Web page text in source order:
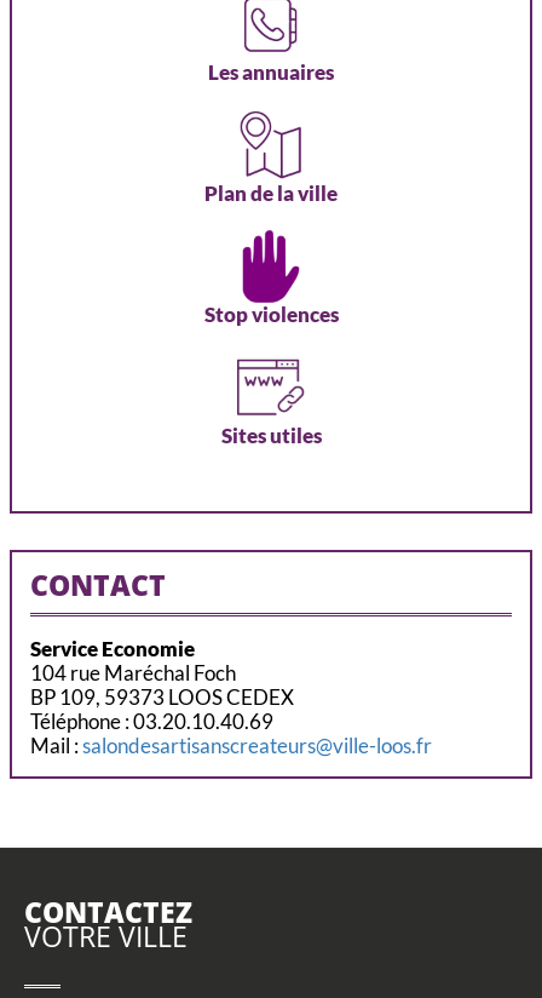
Les annuaires
Plan de la ville
Stop violences
Sites utiles
CONTACT
Service Economie
104 rue Maréchal Foch
BP 109, 59373 LOOS CEDEX
Téléphone : 03.20.10.40.69
Mail :salondesartisanscreateurs@ville-loos.fr
CONTACTEZ
VOTRE VILLE